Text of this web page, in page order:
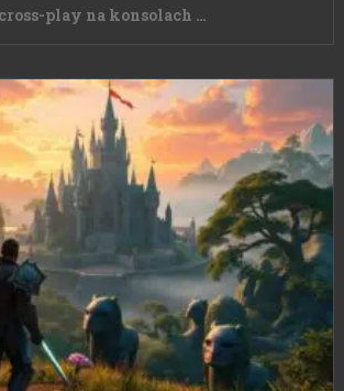
play na konsolach …